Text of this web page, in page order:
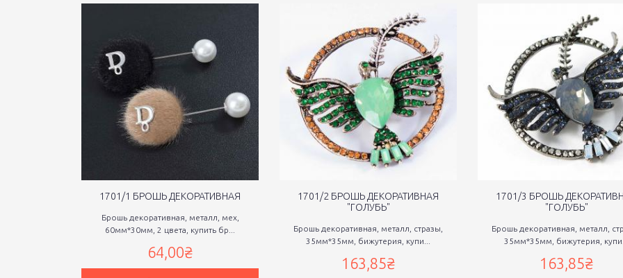
1701/1 БРОШЬ ДЕКОРАТИВНАЯ
Брошь декоративная, металл, мех,
60мм*30мм, 2 цвета, купить бр...
64,00₴
1701/2 БРОШЬ ДЕКОРАТИВНАЯ
"ГОЛУБЬ"
Брошь декоративная, металл, стразы,
35мм*35мм, бижутерия, купи...
163,85₴
1701/3 БРОШЬ
"ГОЛУБЬ"
Брошь декоративная, металл,
35мм*35мм, бижутерия,
163,85₴